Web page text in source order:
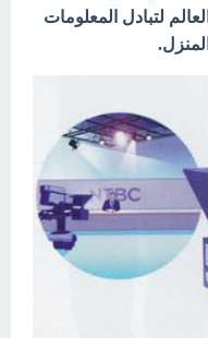
لتبادل المعلومات